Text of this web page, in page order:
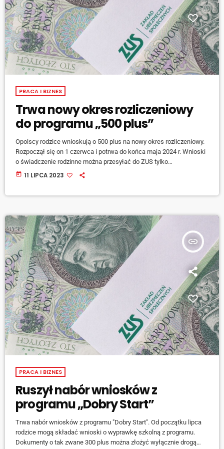
PRACA I BIZNES
Trwa nowy okres rozliczeniowy
do programu „500 plus”
Opolscy rodzice wnioskują o 500 plus na nowy okres rozliczeniowy.
Rozpoczął się on 1 czerwca i potrwa do końca maja 2024 r. Wnioski
o świadczenie rodzinne można przesyłać do ZUS tylko
elektronicznie, za pośrednictwem aplikacji mZUS, Platformy Usług
rachunku bankowego.
today 11 LIPCA 2023
insert_link
PRACA I BIZNES
Ruszył nabór wniosków z
programu „Dobry Start”
Trwa nabór wniosków z programu "Dobry Start". Od początku lipca
rodzice mogą składać wnioski o wyprawkę szkolną z programu.
Dokumenty o tak zwane 300 plus można złożyć wyłącznie drogą